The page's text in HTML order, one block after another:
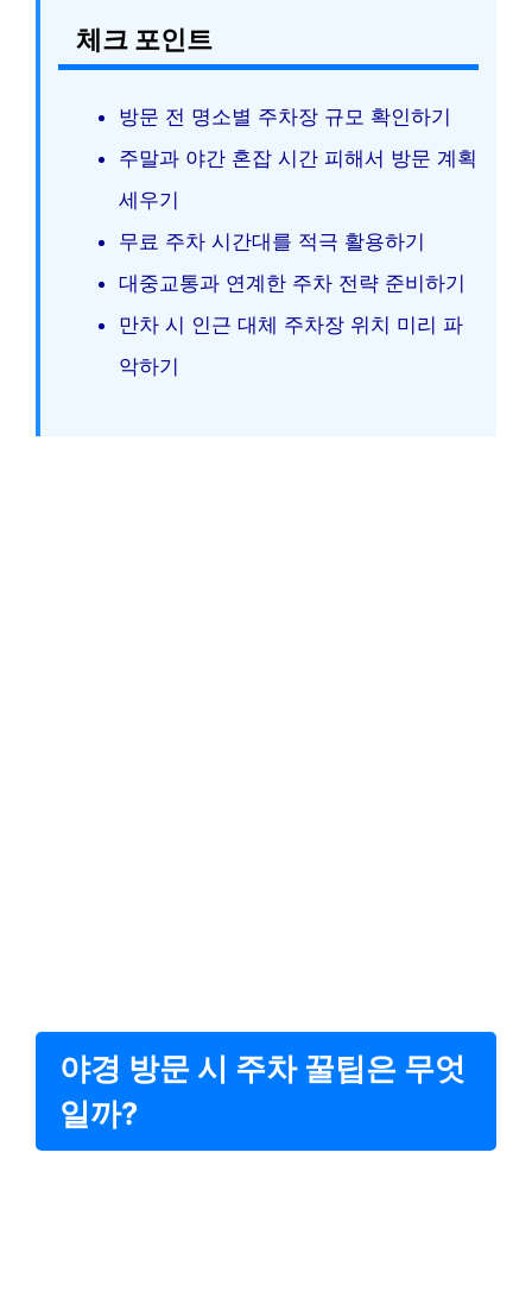
체크 포인트
방문 전 명소별 주차장 규모 확인하기
주말과 야간 혼잡 시간 피해서 방문 계획
세우기
무료 주차 시간대를 적극 활용하기
대중교통과 연계한 주차 전략 준비하기
만차 시 인근 대체 주차장 위치 미리 파
악하기
야경 방문 시 주차 꿀팁은 무엇
일까?